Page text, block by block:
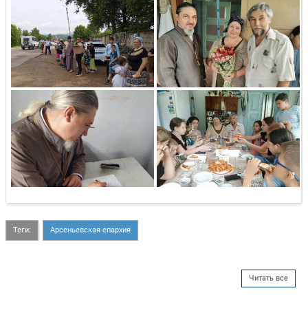
Теги: Арсеньевская епархия
Читать все